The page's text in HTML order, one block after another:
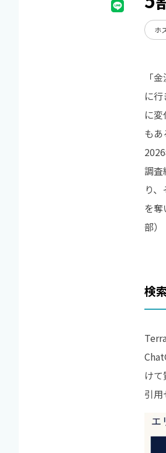
ホ
「
に
に
もあ
調査
り
を
部）
検
け
引